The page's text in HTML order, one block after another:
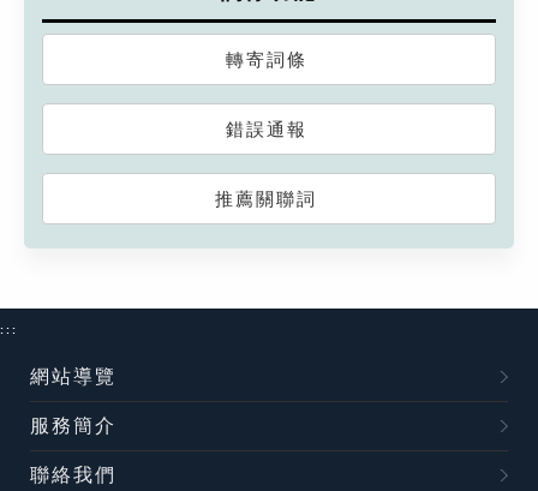
轉寄詞條
錯誤通報
推薦關聯詞
:::
網站導覽
服務簡介
聯絡我們